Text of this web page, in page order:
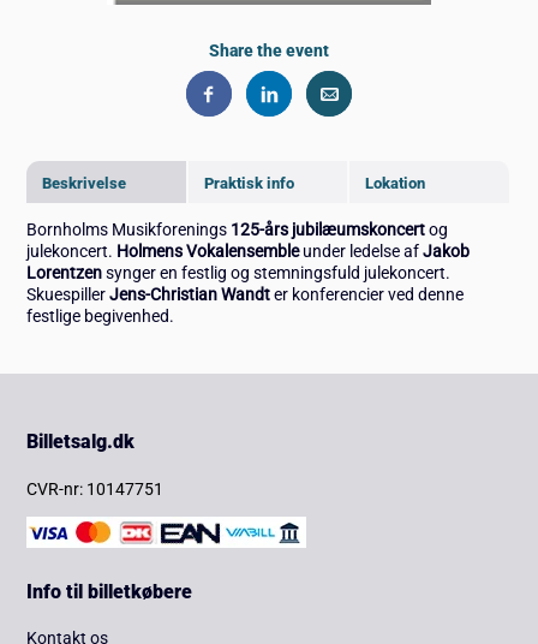
Beskrivelse Praktisk info Lokation
Bornholms Musikforenings 125-års jubilæumskoncertog
julekoncert. Holmens Vokalensembleunder ledelse afJakob
Lorentzensynger en festlig og stemningsfuld julekoncert.
SkuespillerJens-Christian Wandter konferencier ved denne
festlige begivenhed.
Share the event
Billetsalg.dk
CVR-nr: 10147751
Info til billetkøbere
Kontakt os